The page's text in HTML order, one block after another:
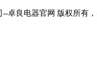
卓良电器官网 版权所有